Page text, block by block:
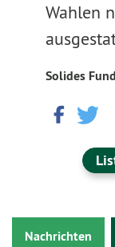
Wahlen
Solides
Nachrichten